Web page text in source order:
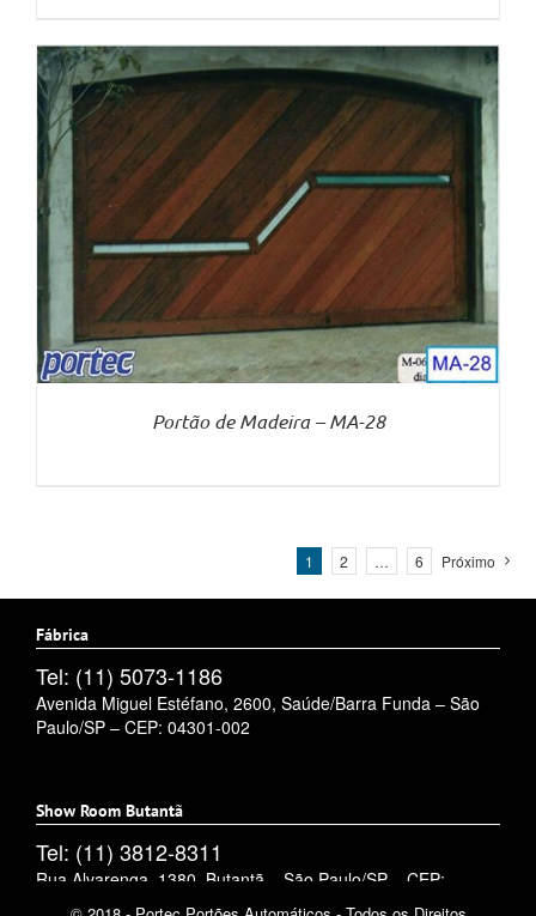
Portão de Madeira – MA-28
1 2 … 6 Próximo
Fábrica
Tel: (11) 5073-1186
Avenida Miguel Estéfano, 2600, Saúde/Barra Funda – São
Paulo/SP – CEP: 04301-002
Show Room Butantã
Tel: (11) 3812-8311
Rua Alvarenga, 1380, Butantã – São Paulo/SP – CEP: